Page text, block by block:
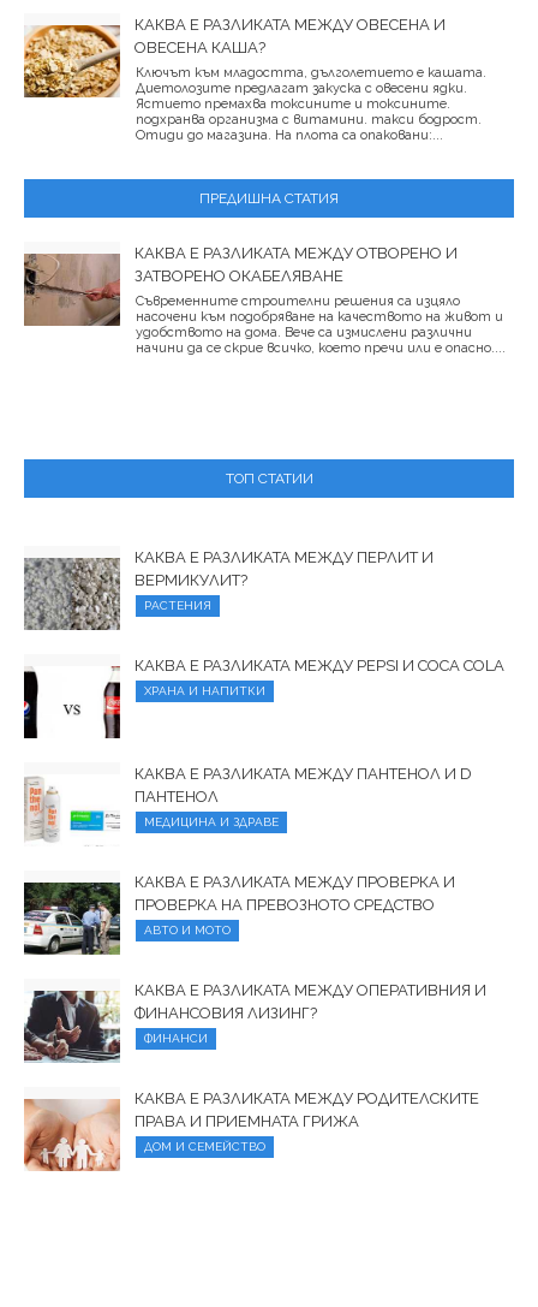
КАКВА Е РАЗЛИКАТА МЕЖДУ ОВЕСЕНА И
ОВЕСЕНА КАША?
Ключът към младостта, дълголетието е кашата.
Диетолозите предлагат закуска с овесени ядки.
Ястието премахва токсините и токсините.
подхранва организма с витамини. такси бодрост.
Отиди до магазина. На плота са опаковани:...
ПРЕДИШНА СТАТИЯ
КАКВА Е РАЗЛИКАТА МЕЖДУ ОТВОРЕНО И
ЗАТВОРЕНО ОКАБЕЛЯВАНЕ
Съвременните строителни решения са изцяло
насочени към подобряване на качеството на живот и
удобството на дома. Вече са измислени различни
начини да се скрие всичко, което пречи или е опасно....
ТОП СТАТИИ
КАКВА Е РАЗЛИКАТА МЕЖДУ ПЕРЛИТ И
ВЕРМИКУЛИТ?
РАСТЕНИЯ
КАКВА Е РАЗЛИКАТА МЕЖДУ PEPSI И COCA COLA
ХРАНА И НАПИТКИ
КАКВА Е РАЗЛИКАТА МЕЖДУ ПАНТЕНОЛ И D
ПАНТЕНОЛ
МЕДИЦИНА И ЗДРАВЕ
КАКВА Е РАЗЛИКАТА МЕЖДУ ПРОВЕРКА И
ПРОВЕРКА НА ПРЕВОЗНОТО СРЕДСТВО
АВТО И МОТО
КАКВА Е РАЗЛИКАТА МЕЖДУ ОПЕРАТИВНИЯ И
ФИНАНСОВИЯ ЛИЗИНГ?
ФИНАНСИ
КАКВА Е РАЗЛИКАТА МЕЖДУ РОДИТЕЛСКИТЕ
ПРАВА И ПРИЕМНАТА ГРИЖА
ДОМ И СЕМЕЙСТВО